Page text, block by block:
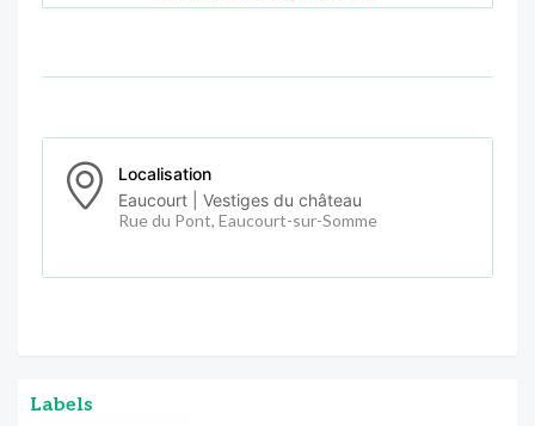
Localisation
Eaucourt | Vestiges du château
Rue du Pont, Eaucourt-sur-Somme
Labels